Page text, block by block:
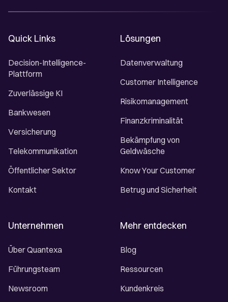
Quick Links
Decision-Intelligence-
Plattform
Zuverlässige KI
Bankwesen
Versicherung
Telekommunikation
Öffentlicher Sektor
Kontakt
Lösungen
Datenverwaltung
Customer Intelligence
Risikomanagement
Finanzkriminalität
Bekämpfung von
Geldwäsche
Know Your Customer
Betrug und Sicherheit
Unternehmen
Über Quantexa
Führungsteam
Newsroom
Mehr entdecken
Blog
Ressourcen
Kundenkreis